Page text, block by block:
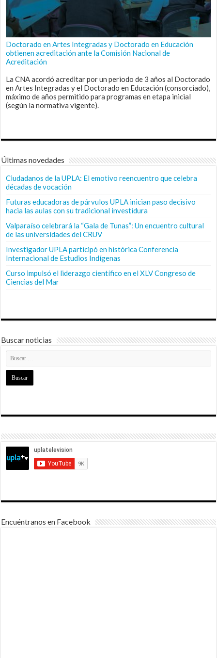
Doctorado en Artes Integradas y Doctorado en Educación
obtienen acreditación ante la Comisión Nacional de
Acreditación
La CNA acordó acreditar por un periodo de 3 años al Doctorado
en Artes Integradas y el Doctorado en Educación (consorciado),
máximo de años permitido para programas en etapa inicial
(según la normativa vigente).
Últimas novedades
Ciudadanos de la UPLA: El emotivo reencuentro que celebra
décadas de vocación
Futuras educadoras de párvulos UPLA inician paso decisivo
hacia las aulas con su tradicional investidura
Valparaíso celebrará la “Gala de Tunas”: Un encuentro cultural
de las universidades del CRUV
Investigador UPLA participó en histórica Conferencia
Internacional de Estudios Indígenas
Curso impulsó el liderazgo científico en el XLV Congreso de
Ciencias del Mar
Buscar noticias
Encuéntranos en Facebook